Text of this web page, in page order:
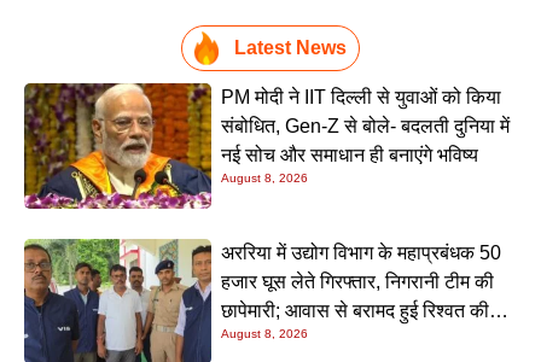
Latest News
PM मोदी ने IIT दिल्ली से युवाओं को किया
संबोधित, Gen-Z से बोले- बदलती दुनिया में
नई सोच और समाधान ही बनाएंगे भविष्य
August 8, 2026
अररिया में उद्योग विभाग के महाप्रबंधक 50
हजार घूस लेते गिरफ्तार, निगरानी टीम की
छापेमारी; आवास से बरामद हुई रिश्वत की
रकम
August 8, 2026